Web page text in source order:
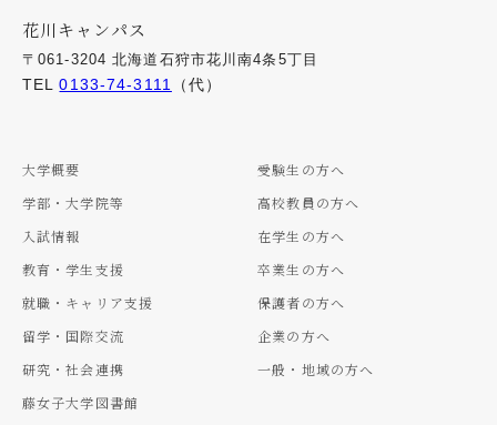
花川キャンパス
〒061-3204 北海道石狩市花川南4条5丁目
TEL0133-74-3111 （代）
大学概要
学部・大学院等
入試情報
教育・学生支援
就職・キャリア支援
留学・国際交流
研究・社会連携
藤女子大学図書館
受験生の方へ
高校教員の方へ
在学生の方へ
卒業生の方へ
保護者の方へ
企業の方へ
一般・地域の方へ